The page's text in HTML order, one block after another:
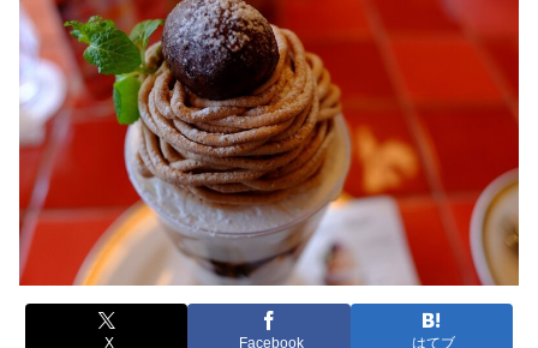
X Facebook はてブ